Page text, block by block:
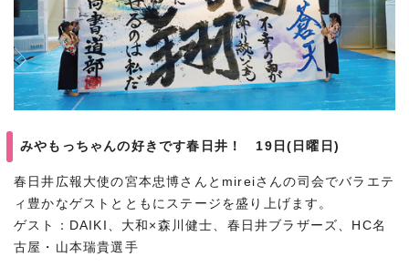
みやもっちゃんの好きです春日井！ 19日(日曜日)
春日井広報大使の宮本忠博さんとmireiさんの司会でバラエテ
ィ豊かなゲストとともにステージを盛り上げます。
ゲスト：DAIKI、大和×森川健士、春日井ブラザーズ、HC名
古屋・山本瑞貴選手